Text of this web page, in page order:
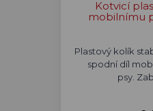
Kotvicí
mobilnímu
Plastový kolík
spodní díl
psy.